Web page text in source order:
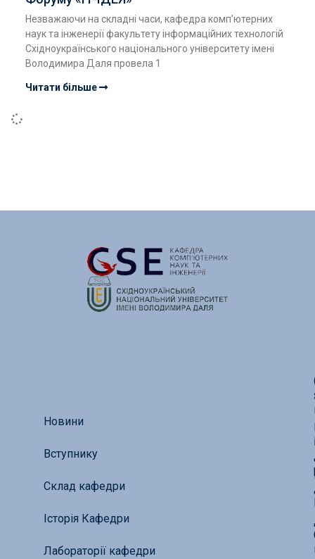
Незважаючи на складні часи, кафедра комп’ютерних
наук та інженерії факультету інформаційних технологій
Східноукраїнського національного університету імені
Володимира Даля провела 1
Читати більше
Новини
Вступнику
Склад кафедри
Історія Кафедри
Лабораторії кафедри